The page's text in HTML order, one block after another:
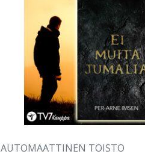
AUTOMAATTINEN TOISTO